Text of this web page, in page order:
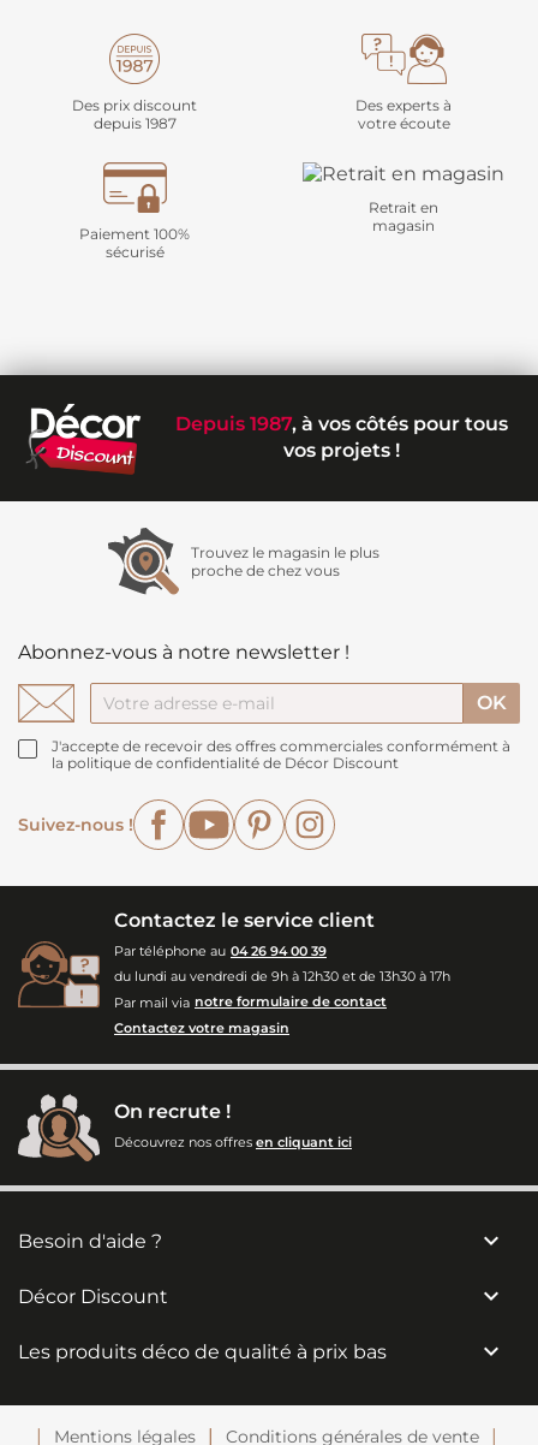
Des prix discount
depuis 1987
Des experts à
votre écoute
Paiement 100%
sécurisé
Retrait en
magasin
Depuis 1987, à vos côtés pour tous
vos projets !
Trouvez le magasin le plus
proche de chez vous
Abonnez-vous à notre newsletter !
J'accepte de recevoir des offres commerciales conformément à
la politique de confidentialité de Décor Discount
Suivez-nous !
FacebookYouTubePinterest
Contactez le service client
Par téléphone au 04 26 94 00 39
du lundi au vendredi de 9h à 12h30 et de 13h30 à 17h
Par mail via notre formulaire de contact
Contactez votre magasin
On recrute !
Découvrez nos offres en cliquant ici
Besoin d'aide ? 
Décor Discount 
Les produits déco de qualité à prix bas 
Mentions légales Conditions générales de vente